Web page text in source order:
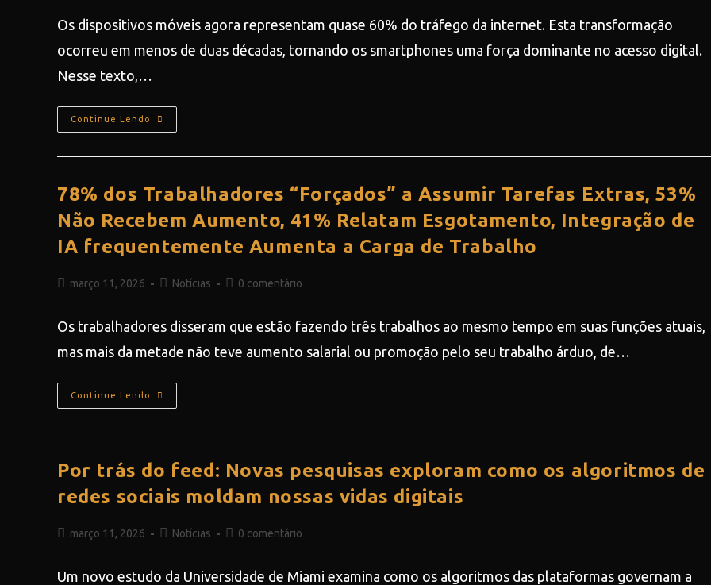
Os dispositivos móveis agora representam quase 60% do tráfego da internet. Esta transformação
ocorreu em menos de duas décadas, tornando os smartphones uma força dominante no acesso digital.
Nesse texto,…
Continue Lendo
78% dos Trabalhadores “Forçados” a Assumir Tarefas Extras, 53%
Não Recebem Aumento, 41% Relatam Esgotamento, Integração de
IA frequentemente Aumenta a Carga de Trabalho
março 11, 2026 Notícias 0 comentário
Os trabalhadores disseram que estão fazendo três trabalhos ao mesmo tempo em suas funções atuais,
mas mais da metade não teve aumento salarial ou promoção pelo seu trabalho árduo, de…
Continue Lendo
Por trás do feed: Novas pesquisas exploram como os algoritmos de
redes sociais moldam nossas vidas digitais
março 11, 2026 Notícias 0 comentário
Um novo estudo da Universidade de Miami examina como os algoritmos das plataformas governam a